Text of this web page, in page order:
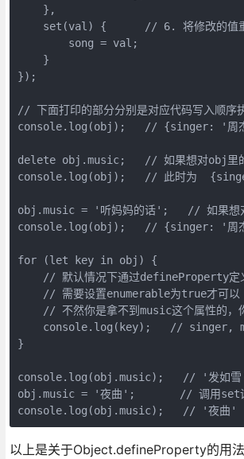
    },
set(val) {      // 6. 将修改的值
        song = val;
    }
});
// 下面打印的部分分别是对应代码写入顺序
console.log(obj);   // {singer: '周
delete obj.music;   // 如果想对obj里
console.log(obj);   // 此时为
obj.music = '听妈妈的话';   // 如果想
console.log(obj);   // {singer: '周杰
for (let key in obj) {
// 默认情况下通过defineProperty定
    // 需要设置enumerable为true才可以
// 不然你是拿不到music这个属性的，
console.log(key);   // singer,
}
console.log(obj.music);   // '发如
obj.music = '夜曲';       // 调用set设
以上是关于Object.defineProperty的用法